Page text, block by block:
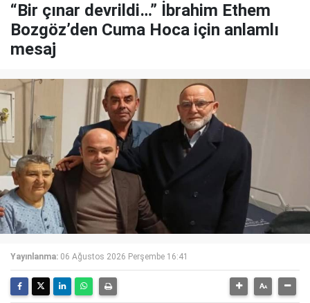
“Bir çınar devrildi…” İbrahim Ethem
Bozgöz’den Cuma Hoca için anlamlı
mesaj
Yayınlanma: 06 Ağustos 2026 Perşembe 16:41